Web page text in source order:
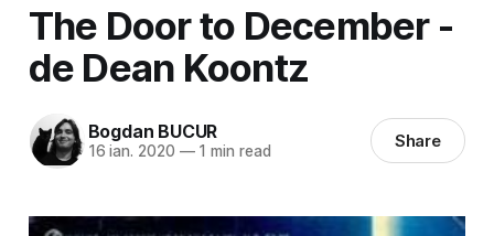
The Door to December -
de Dean Koontz
Bogdan BUCUR
16 ian. 2020 —1 min read Share